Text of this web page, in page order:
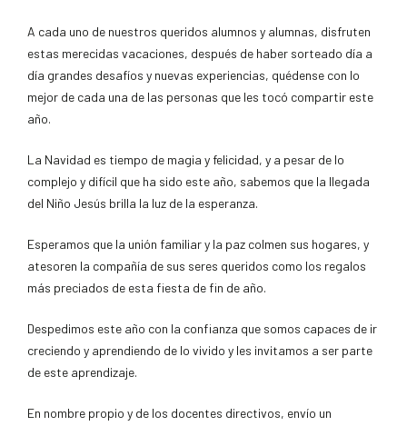
A cada uno de nuestros queridos alumnos y alumnas, disfruten
estas merecidas vacaciones, después de haber sorteado día a
día grandes desafíos y nuevas experiencias, quédense con lo
mejor de cada una de las personas que les tocó compartir este
año.
La Navidad es tiempo de magia y felicidad, y a pesar de lo
complejo y difícil que ha sido este año, sabemos que la llegada
del Niño Jesús brilla la luz de la esperanza.
Esperamos que la unión familiar y la paz colmen sus hogares, y
atesoren la compañía de sus seres queridos como los regalos
más preciados de esta fiesta de fin de año.
Despedimos este año con la confianza que somos capaces de ir
creciendo y aprendiendo de lo vivido y les invitamos a ser parte
de este aprendizaje.
En nombre propio y de los docentes directivos, envío un